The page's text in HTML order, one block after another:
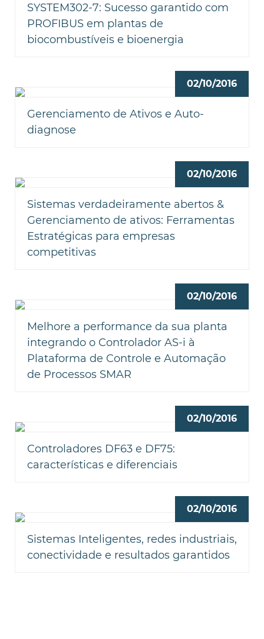
SYSTEM302-7: Sucesso garantido com
PROFIBUS em plantas de
biocombustíveis e bioenergia
02/10/2016
Gerenciamento de Ativos e Auto-
diagnose
02/10/2016
Sistemas verdadeiramente abertos &
Gerenciamento de ativos: Ferramentas
Estratégicas para empresas
competitivas
02/10/2016
Melhore a performance da sua planta
integrando o Controlador AS-i à
Plataforma de Controle e Automação
de Processos SMAR
02/10/2016
Controladores DF63 e DF75:
características e diferenciais
02/10/2016
Sistemas Inteligentes, redes industriais,
conectividade e resultados garantidos